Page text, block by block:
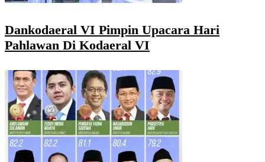
Dankodaeral VI Pimpin Upacara Hari
Pahlawan Di Kodaeral VI